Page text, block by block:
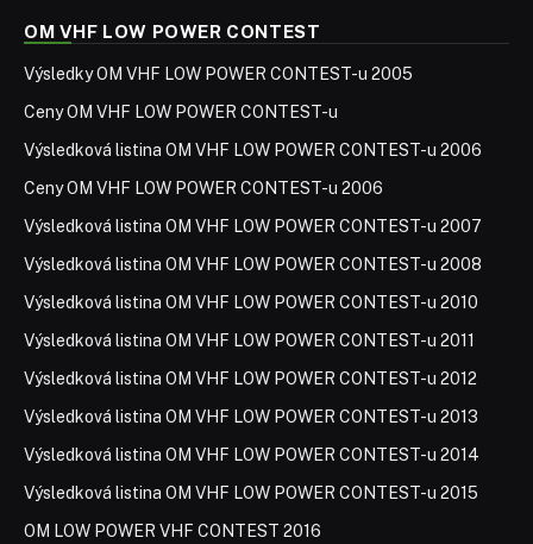
OM VHF LOW POWER CONTEST
Výsledky OM VHF LOW POWER CONTEST-u 2005
Ceny OM VHF LOW POWER CONTEST-u
Výsledková listina OM VHF LOW POWER CONTEST-u 2006
Ceny OM VHF LOW POWER CONTEST-u 2006
Výsledková listina OM VHF LOW POWER CONTEST-u 2007
Výsledková listina OM VHF LOW POWER CONTEST-u 2008
Výsledková listina OM VHF LOW POWER CONTEST-u 2010
Výsledková listina OM VHF LOW POWER CONTEST-u 2011
Výsledková listina OM VHF LOW POWER CONTEST-u 2012
Výsledková listina OM VHF LOW POWER CONTEST-u 2013
Výsledková listina OM VHF LOW POWER CONTEST-u 2014
Výsledková listina OM VHF LOW POWER CONTEST-u 2015
OM LOW POWER VHF CONTEST 2016